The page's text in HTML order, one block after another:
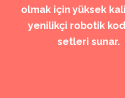
olmak için yüksek
yenilikçi robotik
setleri sunar.